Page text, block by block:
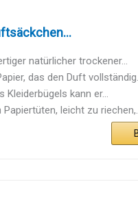
natürlicher trockener...
das den Duft
Kleiderbügels kann er...
leicht zu